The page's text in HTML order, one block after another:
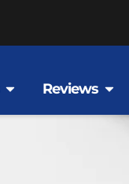
Reviews